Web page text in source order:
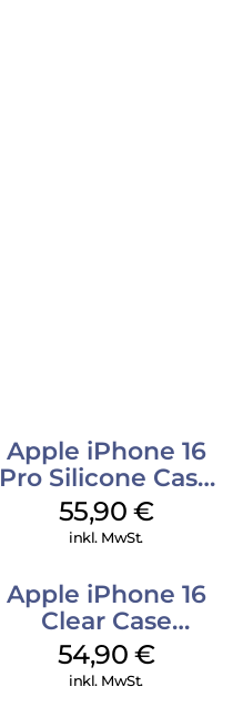
Apple iPhone 16
Pro Silicone Case
MagSafe Stone
Gray
55,90 €
inkl. MwSt.
Apple iPhone 16
Clear Case
MagSafe
Transparent
54,90 €
inkl. MwSt.